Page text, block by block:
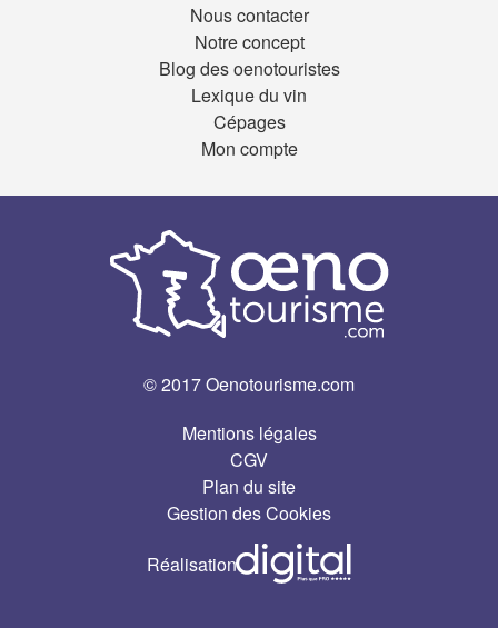
Nous contacter
Notre concept
Blog des oenotouristes
Lexique du vin
Cépages
Mon compte
© 2017 Oenotourisme.com
Réalisation
Mentions légales
CGV
Plan du site
Gestion des Cookies